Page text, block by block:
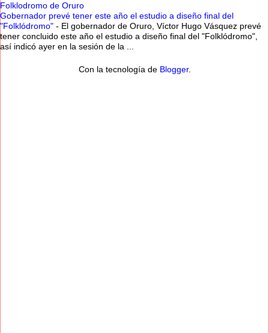
Folklodromo de Oruro
Gobernador prevé tener este año el estudio a diseño final del
"Folklódromo" - El gobernador de Oruro, Víctor Hugo Vásquez prevé
tener concluido este año el estudio a diseño final del "Folklódromo",
así indicó ayer en la sesión de la ...
Con la tecnología de Blogger.